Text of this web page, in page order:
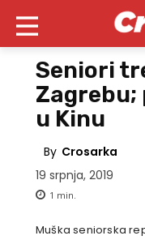
Seniori
u Kinu
By Crosarka
19 srpnja, 2019
1 min.
Muška seniorska